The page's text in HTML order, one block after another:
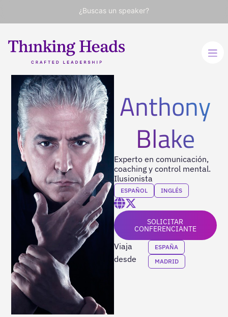
¿Buscas un speaker?
Anthony
Blake
Experto en comunicación,
coaching y control mental.
Ilusionista
ESPAÑOL INGLÉS
SOLICITAR
CONFERENCIANTE
Viaja
desde
ESPAÑA
MADRID